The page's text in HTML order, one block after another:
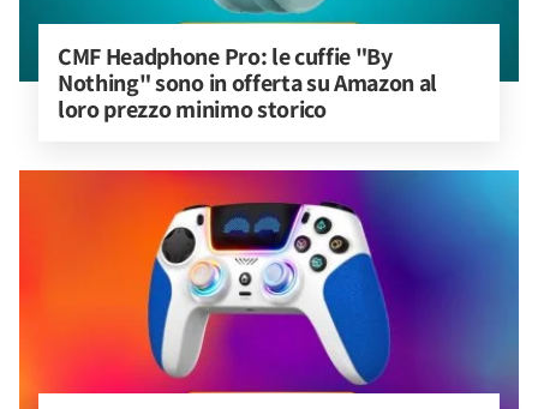
CMF Headphone Pro: le cuffie "By
Nothing" sono in offerta su Amazon al
loro prezzo minimo storico